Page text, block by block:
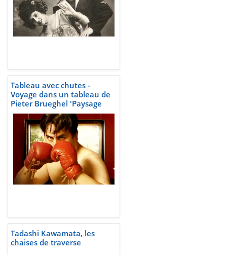
Tableau avec chutes -
Voyage dans un tableau de
Pieter Brueghel 'Paysage
avec la chute d'Icare' peint
vers 1555 quelque part en
Belgique
Tadashi Kawamata, les
chaises de traverse